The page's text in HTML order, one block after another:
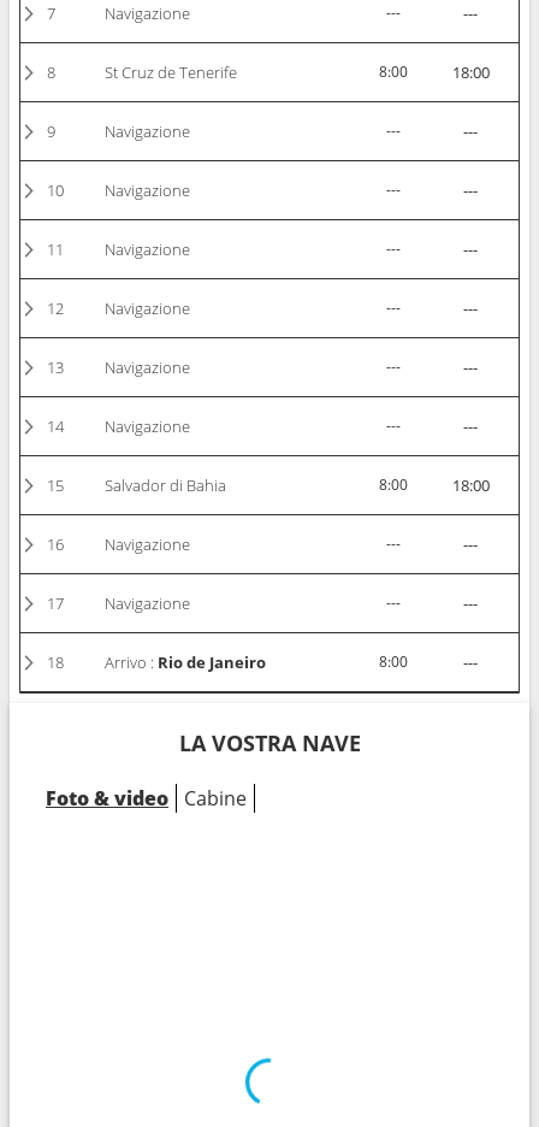
7 Navigazione --- ---
8 St Cruz de Tenerife 8:00 18:00
9 Navigazione --- ---
10 Navigazione --- ---
11 Navigazione --- ---
12 Navigazione --- ---
13 Navigazione --- ---
14 Navigazione --- ---
15 Salvador di Bahia 8:00 18:00
16 Navigazione --- ---
17 Navigazione --- ---
18 Arrivo : Rio de Janeiro 8:00 ---
LA VOSTRA NAVE
Foto & video Cabine